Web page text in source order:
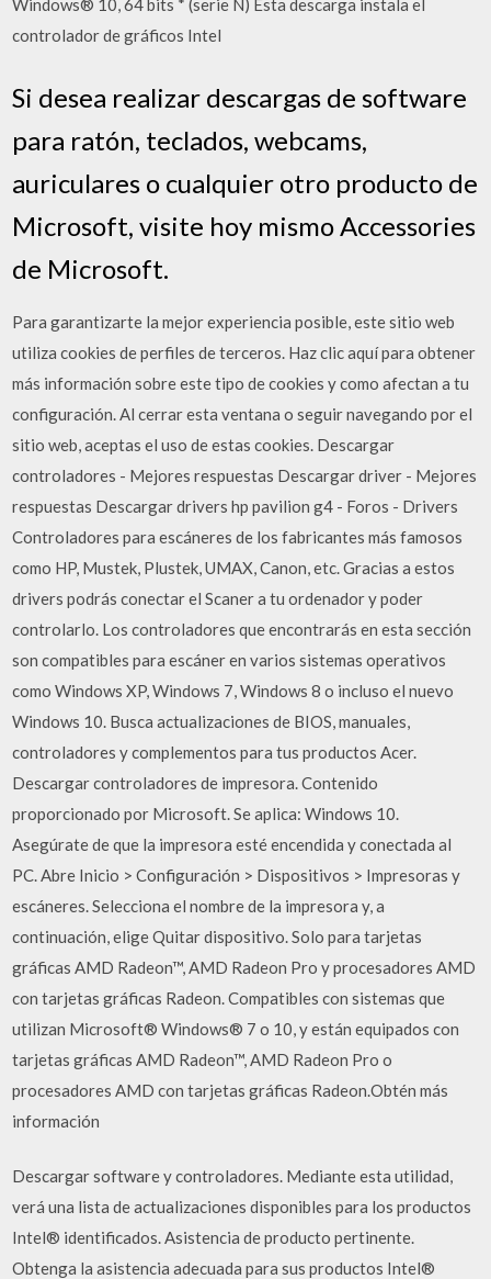
Windows® 10, 64 bits * (serie N) Esta descarga instala el
controlador de gráficos Intel
Si desea realizar descargas de software
para ratón, teclados, webcams,
auriculares o cualquier otro producto de
Microsoft, visite hoy mismo Accessories
de Microsoft.
Para garantizarte la mejor experiencia posible, este sitio web
utiliza cookies de perfiles de terceros. Haz clic aquí para obtener
más información sobre este tipo de cookies y como afectan a tu
configuración. Al cerrar esta ventana o seguir navegando por el
sitio web, aceptas el uso de estas cookies. Descargar
controladores - Mejores respuestas Descargar driver - Mejores
respuestas Descargar drivers hp pavilion g4 - Foros - Drivers
Controladores para escáneres de los fabricantes más famosos
como HP, Mustek, Plustek, UMAX, Canon, etc. Gracias a estos
drivers podrás conectar el Scaner a tu ordenador y poder
controlarlo. Los controladores que encontrarás en esta sección
son compatibles para escáner en varios sistemas operativos
como Windows XP, Windows 7, Windows 8 o incluso el nuevo
Windows 10. Busca actualizaciones de BIOS, manuales,
controladores y complementos para tus productos Acer.
Descargar controladores de impresora. Contenido
proporcionado por Microsoft. Se aplica: Windows 10.
Asegúrate de que la impresora esté encendida y conectada al
PC. Abre Inicio > Configuración > Dispositivos > Impresoras y
escáneres. Selecciona el nombre de la impresora y, a
continuación, elige Quitar dispositivo. Solo para tarjetas
gráficas AMD Radeon™, AMD Radeon Pro y procesadores AMD
con tarjetas gráficas Radeon. Compatibles con sistemas que
utilizan Microsoft® Windows® 7 o 10, y están equipados con
tarjetas gráficas AMD Radeon™, AMD Radeon Pro o
procesadores AMD con tarjetas gráficas Radeon.Obtén más
información
Descargar software y controladores. Mediante esta utilidad,
verá una lista de actualizaciones disponibles para los productos
Intel® identificados. Asistencia de producto pertinente.
Obtenga la asistencia adecuada para sus productos Intel®